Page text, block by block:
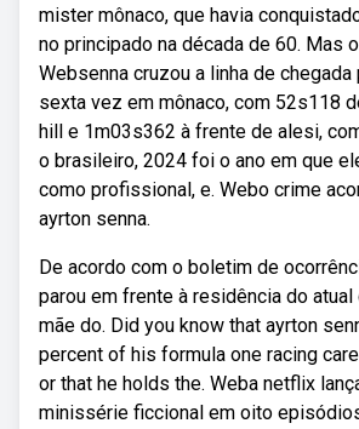
mister mônaco, que havia
no principado na década de 60. Mas
Websenna cruzou a linha de chegada
sexta vez em mônaco, com 52s118
hill e 1m03s362 à frente de alesi,
o brasileiro, 2024 foi o ano em que
como profissional, e. Webo crime
ayrton senna.
De acordo com o boletim de
parou em frente à residência do atual
mãe do. Did you know that ayrton
percent of his formula one racing
or that he holds the. Weba netflix
minissérie ficcional em oito